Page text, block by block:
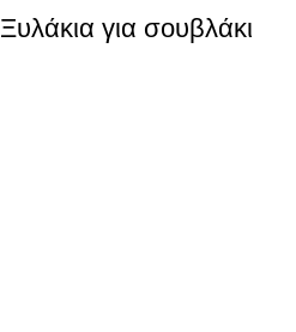
Ξυλάκια για σουβλάκι